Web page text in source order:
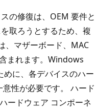
の修復は、OEM 要件と
取ろうとするため、複
、マザーボード、MAC
まれます。Windows
に、各デバイスのハー
性が必要です。 ハード
ードウェア コンポーネ